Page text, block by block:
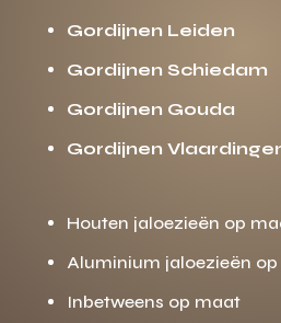
Gordijnen Leiden
Gordijnen Schiedam
Gordijnen Gouda
Gordijnen
Houten jaloezieën op
Aluminium jaloezieën
Inbetweens op maat